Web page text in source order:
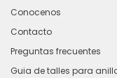
Conocenos
Contacto
Preguntas frecuentes
Guia de talles para